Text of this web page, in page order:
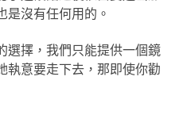
是沒有任何用的。
選擇，我們只能提供一個鏡
執意要走下去，那即使你勸